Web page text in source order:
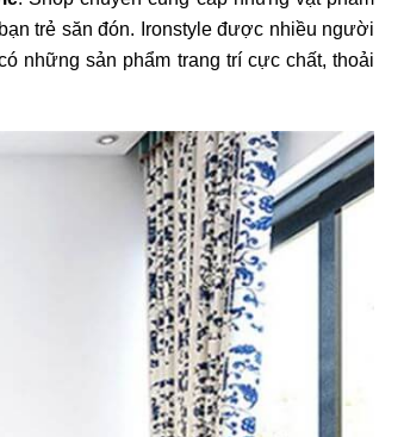
trẻ săn đón. Ironstyle được nhiều người
những sản phẩm trang trí cực chất, thoải